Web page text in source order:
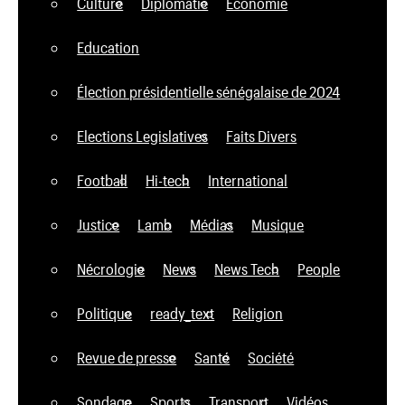
Education
Élection présidentielle sénégalaise de 2024
Elections Legislatives Faits Divers
Football Hi-tech International
Justice Lamb Médias Musique
Nécrologie News News Tech People
Politique ready_text Religion
Revue de presse Santé Société
Sondage Sports Transport Vidéos